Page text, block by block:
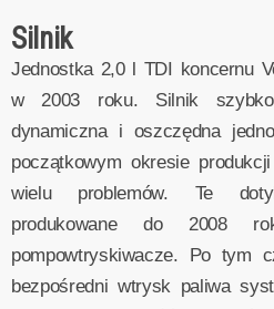
Silnik
Jednostka 2,0 l TDI koncernu
w 2003 roku. Silnik
dynamiczna i oszczędna
początkowym okresie
wielu problemów. Te
produkowane do 2008
pompowtryskiwacze. Po tym
bezpośredni wtrysk paliwa